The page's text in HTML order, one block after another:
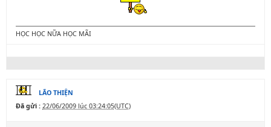
HỌC HỌC NỮA HỌC MÃI
LÃO THIỆN
Đã gửi : 22/06/2009 lúc 03:24:05(UTC)